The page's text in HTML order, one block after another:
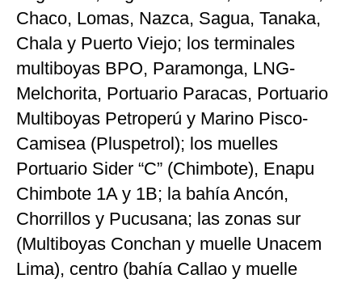
Chaco, Lomas, Nazca, Sagua, Tanaka,
Chala y Puerto Viejo; los terminales
multiboyas BPO, Paramonga, LNG-
Melchorita, Portuario Paracas, Portuario
Multiboyas Petroperú y Marino Pisco-
Camisea (Pluspetrol); los muelles
Portuario Sider “C” (Chimbote), Enapu
Chimbote 1A y 1B; la bahía Ancón,
Chorrillos y Pucusana; las zonas sur
(Multiboyas Conchan y muelle Unacem
Lima), centro (bahía Callao y muelle